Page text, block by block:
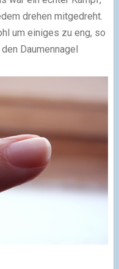
drehen mitgedreht.
um einiges zu eng, so
Daumennagel